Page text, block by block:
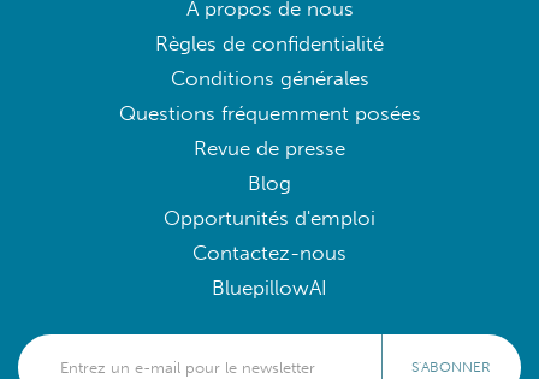
À propos de nous
Règles de confidentialité
Conditions générales
Questions fréquemment posées
Revue de presse
Blog
Opportunités d'emploi
Contactez-nous
BluepillowAI
S'ABONNER